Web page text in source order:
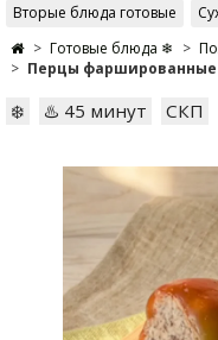
Вторые блюда готовые
Готовые блюда ❄
Перцы фаршированные
❄️ ♨️ 45 минут СКП